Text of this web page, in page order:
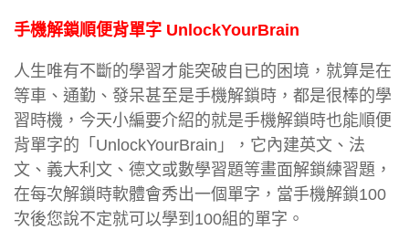
手機解鎖順便背單字 UnlockYourBrain
人生唯有不斷的學習才能突破自已的困境，就算是在
等車、通勤、發呆甚至是手機解鎖時，都是很棒的學
習時機，今天小編要介紹的就是手機解鎖時也能順便
背單字的「UnlockYourBrain」，它內建英文、法
文、義大利文、德文或數學習題等畫面解鎖練習題，
在每次解鎖時軟體會秀出一個單字，當手機解鎖100
次後您說不定就可以學到100組的單字。